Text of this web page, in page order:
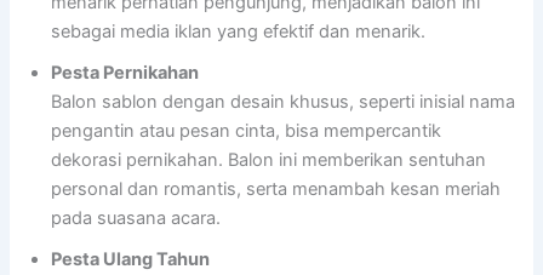
sebagai media iklan yang efektif dan menarik.
Pesta Pernikahan
Balon sablon dengan desain khusus, seperti inisial nama
pengantin atau pesan cinta, bisa mempercantik
dekorasi pernikahan. Balon ini memberikan sentuhan
personal dan romantis, serta menambah kesan meriah
pada suasana acara.
Pesta Ulang Tahun